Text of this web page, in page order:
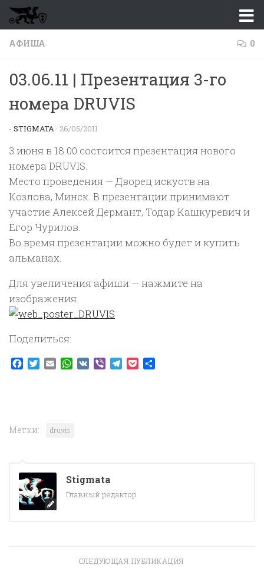
Перейти к содержимому
АФИША 0
03.06.11 | Презентация 3-го
номера DRUVIS
- STIGMATA · 26/05/2011
3 июня в 18.00 состоится презентация нового
номера DRUVIS.
Место проведения — Дворец искуств на
Козлова, Минск. В презентации принимают
участие Алексей Дермант, Тодар Кашкуревич и
Егор Чурилов.
Во время презентации можно будет и купить
альманах.
Для увеличения афиши — нажмите на
изображения.
Поделиться:
Facebook
TwitterEmailWhatsApp
VK ViberTelegram
Pocket
Метки: druvis
Stigmata
Главный редактор
СЛЕДУЮЩАЯ ПУБЛИКАЦИЯ